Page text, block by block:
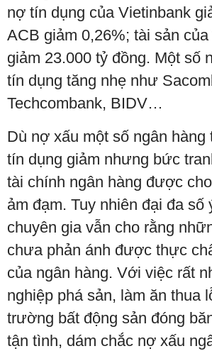
nợ tín dụng của Vietinbank
ACB giảm 0,26%; tài sản
giảm 23.000 tỷ đồng. Một số
tín dụng tăng nhẹ như
Techcombank, BIDV…
Dù nợ xấu một số ngân
tín dụng giảm nhưng bức
tài chính ngân hàng được
ảm đạm. Tuy nhiên đại đa số
chuyên gia vẫn cho rằng
chưa phản ánh được thực
của ngân hàng. Với việc rất
nghiệp phá sản, làm ăn thua
trường bất động sản đóng
tận tình, dám chắc nợ xấu